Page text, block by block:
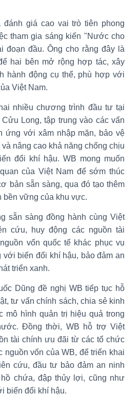
đánh giá cao vai trò tiên phong
tham gia sáng kiến "Nước cho
đoạn đầu. Ông cho rằng đây là
hai bên mở rộng hợp tác, xây
hành động cụ thể, phù hợp với
Việt Nam.
nhiều chương trình đầu tư tại
Long, tập trung vào các vấn
ứng với xâm nhập mặn, bảo vệ
nâng cao khả năng chống chịu
đổi khí hậu. WB mong muốn
của Việt Nam để sớm thúc
bản sẵn sàng, qua đó tạo thêm
bền vững của khu vực.
sẵn sàng đồng hành cùng Việt
cứu, huy động các nguồn tài
vốn quốc tế khác phục vụ
với biến đổi khí hậu, bảo đảm an
triển xanh.
Dũng đề nghị WB tiếp tục hỗ
tư vấn chính sách, chia sẻ kinh
mô hình quản trị hiệu quả trong
Đồng thời, WB hỗ trợ Việt
tài chính ưu đãi từ các tổ chức
nguồn vốn của WB, để triển khai
cứu, đầu tư bảo đảm an ninh
chứa, đập thủy lợi, cũng như
biến đổi khí hậu.